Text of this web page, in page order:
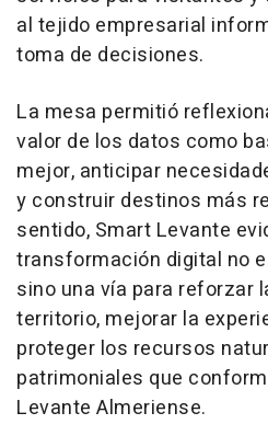
al tejido empresarial
toma de decisiones.
La mesa permitió
valor de los datos como
mejor, anticipar
y construir destinos más
sentido, Smart Levante
transformación digital no
sino una vía para reforzar
territorio, mejorar la
proteger los recursos
patrimoniales que
Levante Almeriense.